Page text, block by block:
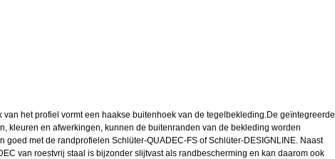
het profiel vormt een haakse buitenhoek van de tegelbekleding.De geïntegreerde
kleuren en afwerkingen, kunnen de buitenranden van de bekleding worden
met de randprofielen Schlüter-QUADEC-FS of Schlüter-DESIGNLINE. Naast
van roestvrij staal is bijzonder slijtvast als randbescherming en kan daarom ook